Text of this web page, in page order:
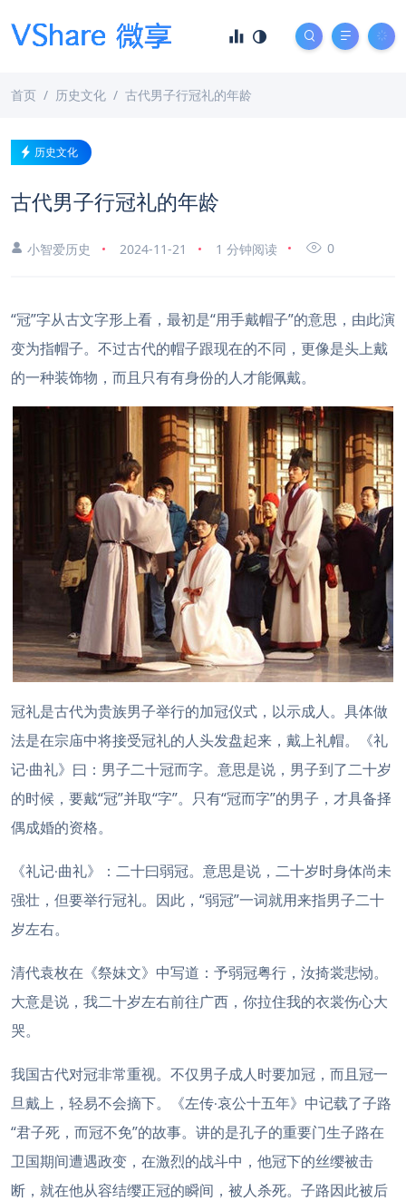
首页 历史文化 古代男子行冠礼的年龄
历史文化
古代男子行冠礼的年龄
小智爱历史 2024-11-21 1 分钟阅读 0
“冠”字从古文字形上看，最初是“用手戴帽子”的意思，由此演
变为指帽子。不过古代的帽子跟现在的不同，更像是头上戴
的一种装饰物，而且只有有身份的人才能佩戴。
冠礼是古代为贵族男子举行的加冠仪式，以示成人。具体做
法是在宗庙中将接受冠礼的人头发盘起来，戴上礼帽。《礼
记·曲礼》曰：男子二十冠而字。意思是说，男子到了二十岁
的时候，要戴“冠”并取“字”。只有“冠而字”的男子，才具备择
偶成婚的资格。
《礼记·曲礼》：二十曰弱冠。意思是说，二十岁时身体尚未
强壮，但要举行冠礼。因此，“弱冠”一词就用来指男子二十
岁左右。
清代袁枚在《祭妹文》中写道：予弱冠粤行，汝掎裳悲恸。
大意是说，我二十岁左右前往广西，你拉住我的衣裳伤心大
哭。
我国古代对冠非常重视。不仅男子成人时要加冠，而且冠一
旦戴上，轻易不会摘下。《左传·哀公十五年》中记载了子路
“君子死，而冠不免”的故事。讲的是孔子的重要门生子路在
卫国期间遭遇政变，在激烈的战斗中，他冠下的丝缨被击
断，就在他从容结缨正冠的瞬间，被人杀死。子路因此被后